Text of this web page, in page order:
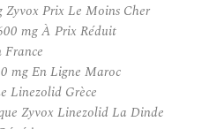
Zyvox Prix Le Moins Cher
mg À Prix Réduit
mg En Ligne Maroc
Linezolid Grèce
Zyvox Linezolid La Dinde